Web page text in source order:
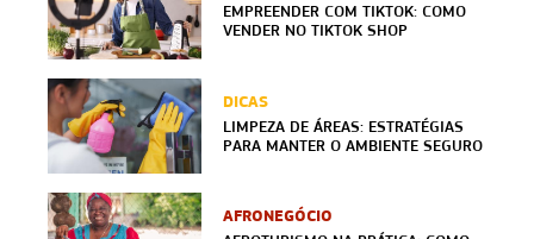
EMPREENDER COM TIKTOK: COMO
VENDER NO TIKTOK SHOP
DICAS
LIMPEZA DE ÁREAS: ESTRATÉGIAS
PARA MANTER O AMBIENTE SEGURO
AFRONEGÓCIO